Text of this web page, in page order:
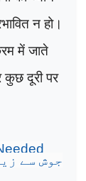
न हो।
में जाते
दूरी पर
جوش سے